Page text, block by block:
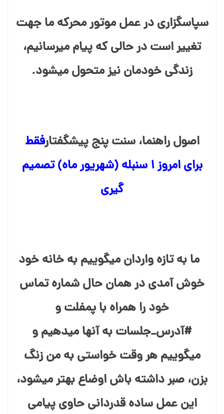
سپاسگزاری در عمل موتور محرکه ما جهت
تغییر است در حالی که پیام میرسانیم،
زندگی خودمان نیز متحول میشود.
اصول راهنما، سنت پنج پیشگفتارفقط
برای امروز ۱ سنبله (شهریور ماه) تصمیم⁯
گیری
ما به تازه واردان میگوییم به خانه خود
خوش آمدی در همان حال شماره تماس
خود را همراه با پمفلت و
#آدرس_جلسات به آنها میدهیم و
میگوییم هر وقت خواستی به من زنگ
بزن، صبر داشته باش اوضاع بهتر میشود،
این عمل ساده قدردانی حاوی پیامی